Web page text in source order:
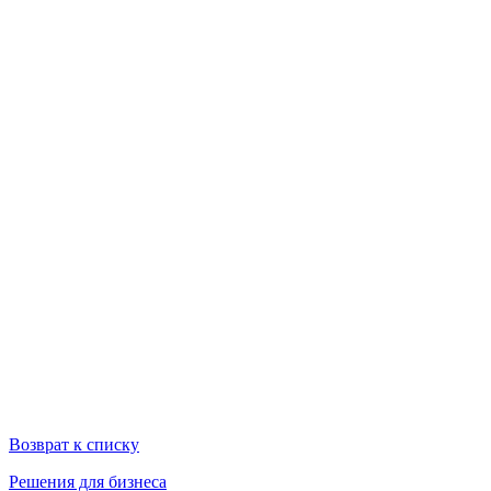
Возврат к списку
Решения для бизнеса